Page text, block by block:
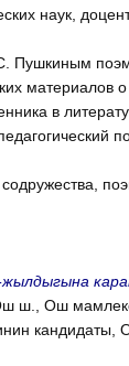
наук,
Пушкиным
в
Ош
кандидаты,